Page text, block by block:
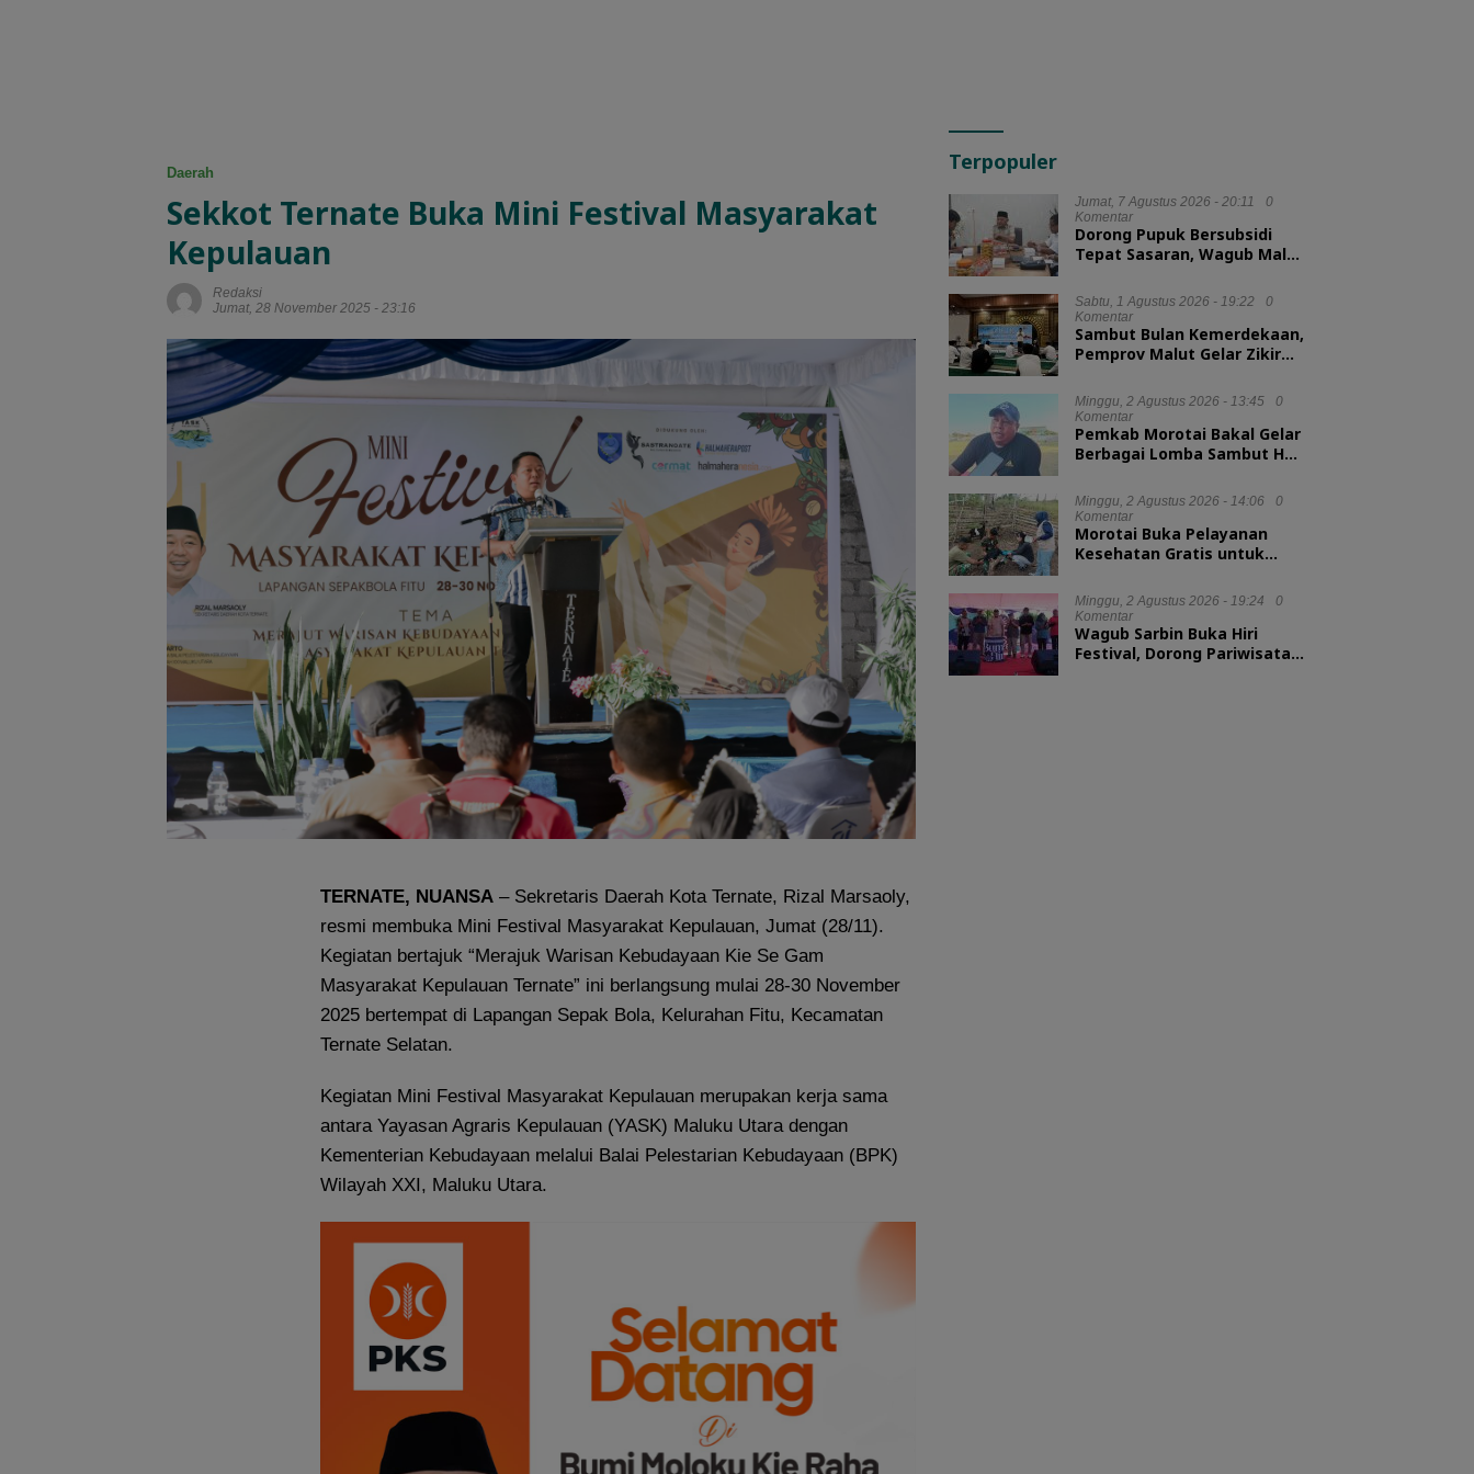
Daerah
Sekkot Ternate Buka Mini Festival Masyarakat
Kepulauan
Redaksi
Jumat, 28 November 2025 - 23:16
TERNATE, NUANSA – Sekretaris Daerah Kota Ternate, Rizal Marsaoly,
resmi membuka Mini Festival Masyarakat Kepulauan, Jumat (28/11).
Kegiatan bertajuk “Merajuk Warisan Kebudayaan Kie Se Gam
Masyarakat Kepulauan Ternate” ini berlangsung mulai 28-30 November
2025 bertempat di Lapangan Sepak Bola, Kelurahan Fitu, Kecamatan
Ternate Selatan.
Kegiatan Mini Festival Masyarakat Kepulauan merupakan kerja sama
antara Yayasan Agraris Kepulauan (YASK) Maluku Utara dengan
Kementerian Kebudayaan melalui Balai Pelestarian Kebudayaan (BPK)
Wilayah XXI, Maluku Utara.
Terpopuler
Jumat, 7 Agustus 2026 - 20:11
0
Komentar
Dorong Pupuk Bersubsidi
Tepat Sasaran, Wagub Malut
Digitalisasi
Sabtu, 1 Agustus 2026 - 19:22
0
Komentar
Sambut Bulan Kemerdekaan,
Pemprov Malut Gelar Zikir
Minggu, 2 Agustus 2026 - 13:45
0
Komentar
Pemkab Morotai Bakal Gelar
Berbagai Lomba Sambut HUT
Minggu, 2 Agustus 2026 - 14:06
0
Komentar
Morotai Buka Pelayanan
Kesehatan Gratis untuk
Minggu, 2 Agustus 2026 - 19:24
0
Komentar
Wagub Sarbin Buka Hiri
Festival, Dorong Pariwisata